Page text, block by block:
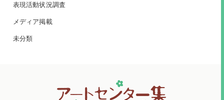
表現活動状況調査
メディア掲載
未分類